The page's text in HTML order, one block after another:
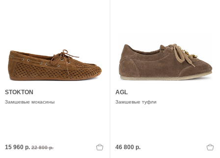
STOKTON
Замшевые мокасины
15 960 р. 22 800 р.
AGL
Замшевые туфли
46 800 р.